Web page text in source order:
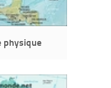
physique